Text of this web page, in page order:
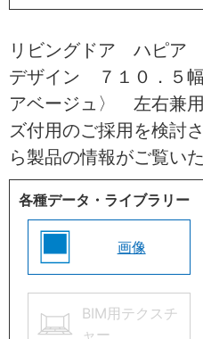
リビングドア ハピ
デザイン ７１０．５
アベージュ〉 左右兼
ズ付用のご採用を検討
ら製品の情報がご覧い
各種データ・ライブラリー
画像
BIM用テクスチ
ャー